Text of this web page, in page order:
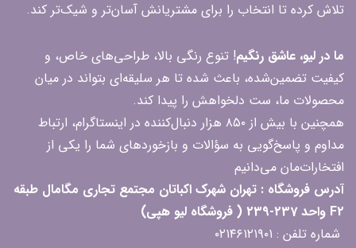
تلاش کرده تا انتخاب را برای مشتریانش آسان‌تر و شیک‌تر کند.
ما در لیو، عاشق رنگیم! تنوع رنگی بالا، طراحی‌های خاص، و
کیفیت تضمین‌شده، باعث شده تا هر سلیقه‌ای بتواند در میان
محصولات ما، ست دلخواهش را پیدا کند.
همچنین با بیش از ۸۵۰ هزار دنبال‌کننده در اینستاگرام، ارتباط
مداوم و پاسخ‌گویی به سؤالات و بازخوردهای شما را یکی از
افتخارات‌مان می‌دانیم
آدرس فروشگاه : تهران شهرک اکباتان مجتمع تجاری مگامال طبقه
F2 واحد 237-239 ( فروشگاه لیو هپی)
شماره تلفن : ۰۲۱۴۶۱۲۱۹۰۱